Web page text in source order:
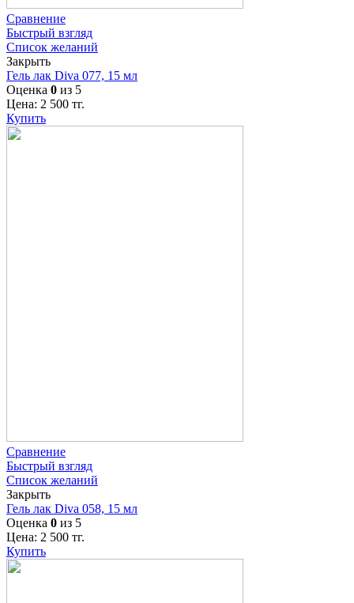
Сравнение
Быстрый взгляд
Список желаний
Закрыть
Гель лак Diva 077, 15 мл
Оценка 0 из 5
Цена: 2 500 тг.
Купить
Сравнение
Быстрый взгляд
Список желаний
Закрыть
Гель лак Diva 058, 15 мл
Оценка 0 из 5
Цена: 2 500 тг.
Купить